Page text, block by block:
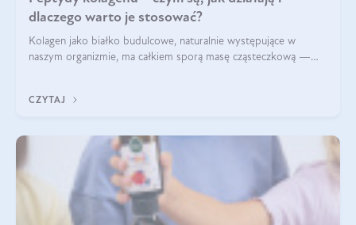
dlaczego warto je stosować?
Kolagen jako białko budulcowe, naturalnie występujące w
naszym organizmie, ma całkiem sporą masę cząsteczkową —
bardziej biodostępny
CZYTAJ